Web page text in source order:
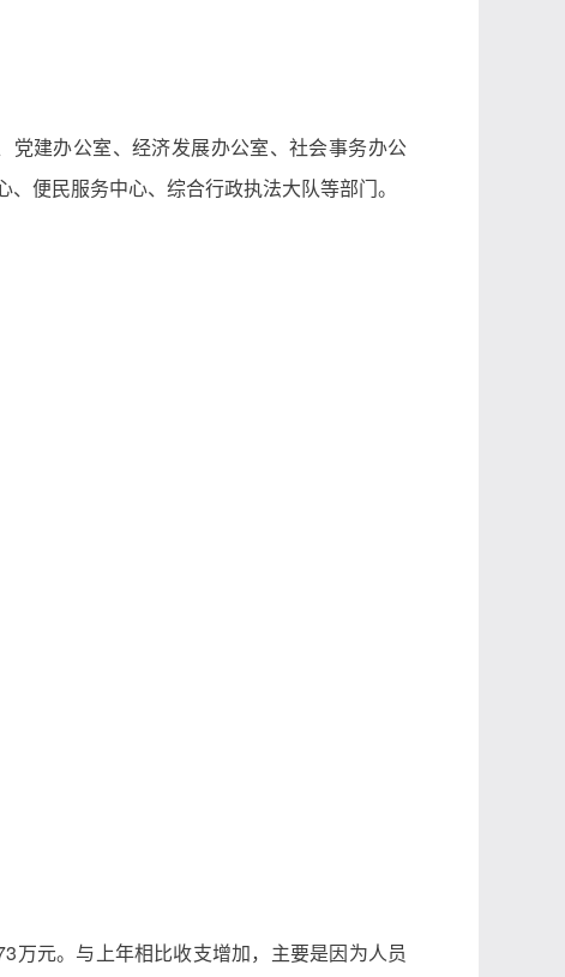
党建办公室、经济发展办公室、社会事务办公
便民服务中心、综合行政执法大队等部门。
万元。与上年相比收支增加， 主要是因为人员